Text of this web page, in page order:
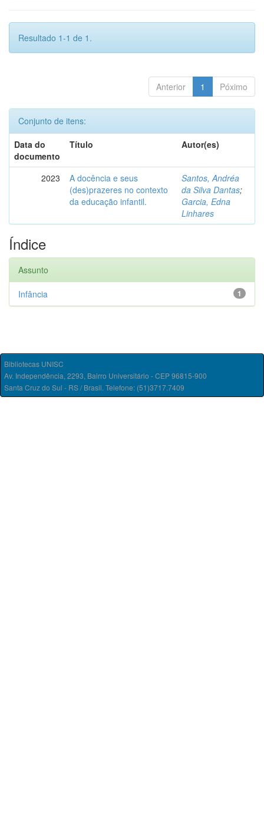
Resultado 1-1 de 1.
Anterior 1 Póximo
Conjunto de itens:
Data do
documento
Título Autor(es)
2023
A docência e seus
(des)prazeres no contexto
da educação infantil.
Santos, Andréa
da Silva Dantas;
Garcia, Edna
Linhares
Índice
Assunto
1
Infância
Bibliotecas UNISC
Av. Independência, 2293, Bairro Universitário - CEP 96815-900
Santa Cruz do Sul - RS / Brasil. Telefone: (51)3717.7409